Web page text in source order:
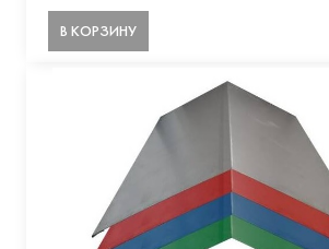
В КОРЗИНУ